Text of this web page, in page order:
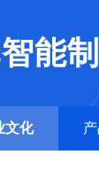
能
文化